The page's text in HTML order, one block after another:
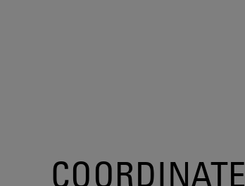
COORDINATE